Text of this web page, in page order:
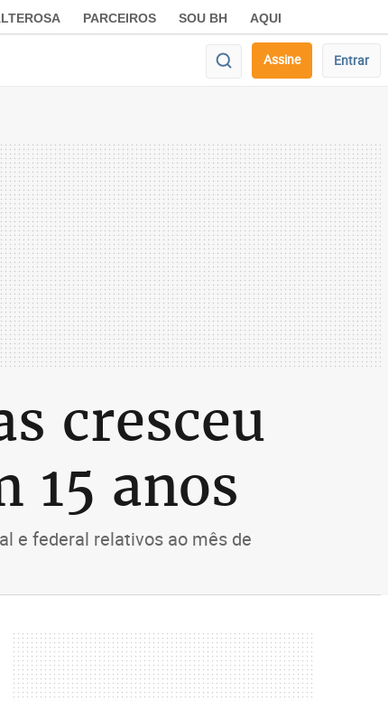
PARCEIROS SOU BH AQUI
Assine Entrar
cresceu
15 anos
e federal relativos ao mês de